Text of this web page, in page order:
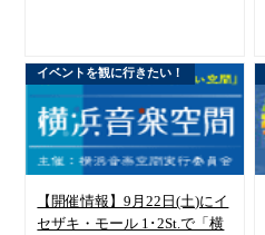
イベントを観に行きたい！
【開催情報】9月22日(土)にイ
セザキ・モール 1･2St.で「横